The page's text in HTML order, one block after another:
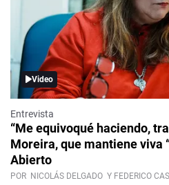
Video
Entrevista
“Me equivoqué haciendo,
Moreira, que mantiene viva
Abierto
POR NICOLÁS DELGADO Y FEDERICO